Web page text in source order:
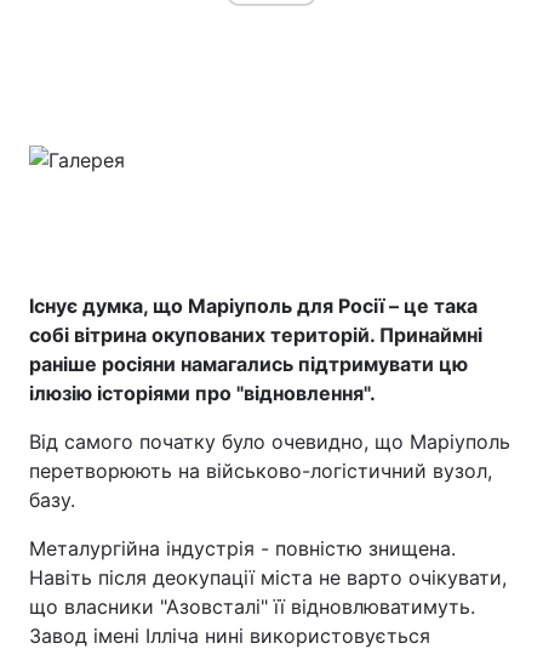
Існує думка, що Маріуполь для Росії – це така
собі вітрина окупованих територій. Принаймні
раніше росіяни намагались підтримувати цю
ілюзію історіями про "відновлення".
Від самого початку було очевидно, що Маріуполь
перетворюють на військово-логістичний вузол,
базу.
Металургійна індустрія - повністю знищена.
Навіть після деокупації міста не варто очікувати,
що власники "Азовсталі" її відновлюватимуть.
Завод імені Ілліча нині використовується